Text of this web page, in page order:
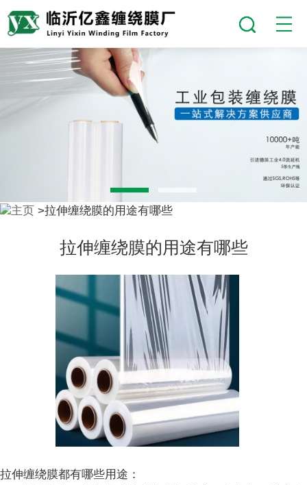
主页 >​拉伸缠绕膜的用途有哪些
​拉伸缠绕膜的用途有哪些
拉伸缠绕膜都有哪些用途：